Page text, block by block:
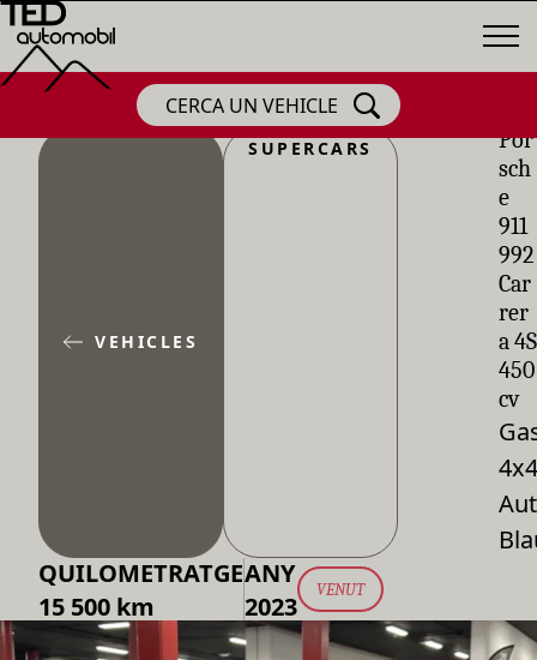
CERCA UN VEHICLE
VEHICLES
SUPERCARS
Por
sch
e
911
992
Car
rer
a 4S
450
cv
4x4
QUILOMETRATGE
15 500 km
ANY
2023
VENUT